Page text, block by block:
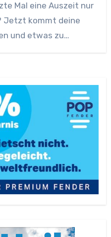
Mal eine Auszeit nur
Jetzt kommt deine
und etwas zu…